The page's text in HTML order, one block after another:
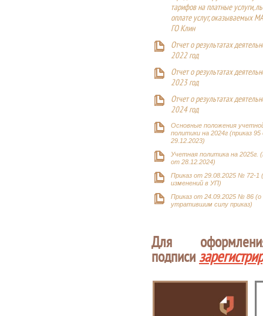
тарифов на платные услуги,
оплате услуг, оказываемых
ГО Клин
Отчет о результатах
2022 год
Отчет о результатах
2023 год
Отчет о результатах
2024 год
Основные положения
политики на 2024г (приказ
29.12.2023)
Учетная политика на 2025г.
от 28.12.2024)
Приказ от 29.08.2025 № 72-1
изменений в УП)
Приказ от 24.09.2025 № 86 (о
утратившим силу приказ)
Для
подписи